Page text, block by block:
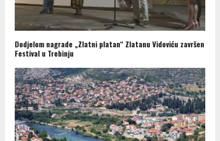
Dodjelom nagrade „Zlatni platan“ Zlatanu Vidoviću završen
Festival u Trebinju